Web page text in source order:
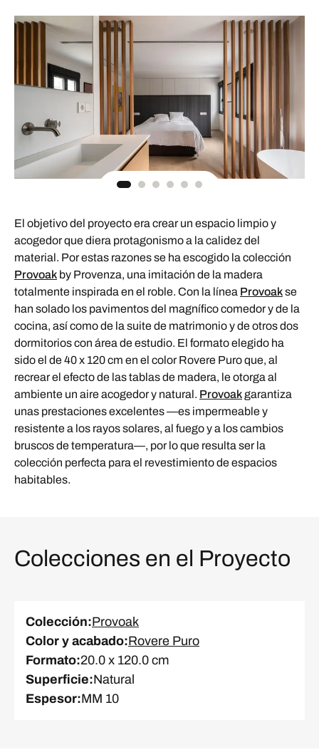
El objetivo del proyecto era crear un espacio limpio y
acogedor que diera protagonismo a la calidez del
material. Por estas razones se ha escogido la colección
Provoak by Provenza, una imitación de la madera
totalmente inspirada en el roble. Con la línea Provoakse
han solado los pavimentos del magnífico comedor y de la
cocina, así como de la suite de matrimonio y de otros dos
dormitorios con área de estudio. El formato elegido ha
sido el de 40 x 120 cm en el color Rovere Puro que, al
recrear el efecto de las tablas de madera, le otorga al
ambiente un aire acogedor y natural. Provoakgarantiza
unas prestaciones excelentes —es impermeable y
resistente a los rayos solares, al fuego y a los cambios
bruscos de temperatura—, por lo que resulta ser la
colección perfecta para el revestimiento de espacios
habitables.
Colecciones en el Proyecto
Colección:Provoak
Color y acabado:Rovere Puro
Formato:20.0 x 120.0 cm
Superficie:Natural
Espesor:MM 10